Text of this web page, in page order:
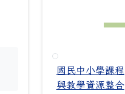
國民中小學課程
與教學資源整合